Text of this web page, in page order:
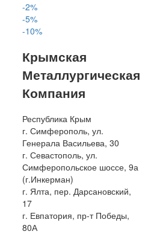
-2%
-5%
-10%
Крымская
Металлургическая
Компания
Республика Крым
г. Симферополь, ул.
Генерала Васильева, 30
г. Севастополь, ул.
Симферопольское шоссе, 9а
(г.Инкерман)
г. Ялта, пер. Дарсановский,
17
г. Евпатория, пр-т Победы,
80А